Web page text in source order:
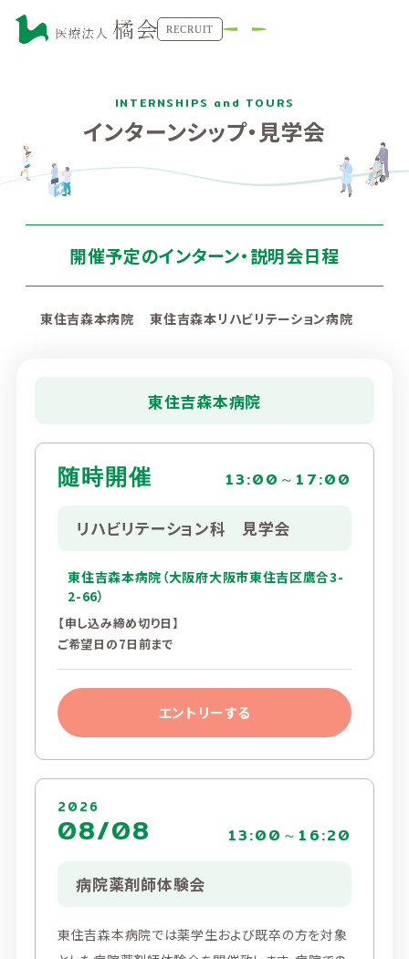
RECRUIT
INTERNSHIPS and TOURS
インターンシップ・見学会
開催予定のインターン・説明会日程
東住吉森本病院 東住吉森本リハビリテーション病院
東住吉森本病院
随時開催 13:00～17:00
リハビリテーション科 見学会
東住吉森本病院（大阪府大阪市東住吉区鷹合3-
2-66）
【申し込み締め切り日】
ご希望日の7日前まで
エントリーする
2026
08/08 13:00～16:20
病院薬剤師体験会
東住吉森本病院では薬学生および既卒の方を対象